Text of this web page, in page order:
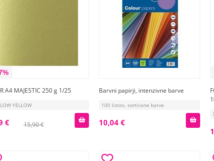
A4 MAJESTIC 250 g 1/25
YELLOW
15,90 €
€
Barvni papirji, intenzivne barve
100 listov, sortirane barve
10,04 €